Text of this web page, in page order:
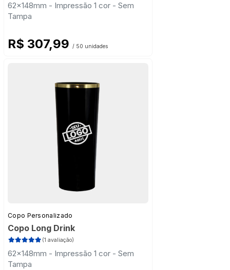
62x148mm - Impressão 1 cor - Sem
Tampa
R$ 307,99 / 50 unidades
Copo Personalizado
Copo Long Drink
(1 avaliação)
62x148mm - Impressão 1 cor - Sem
Tampa